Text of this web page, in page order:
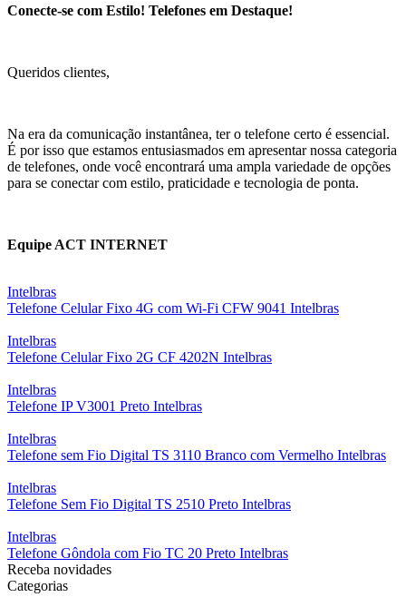
Conecte-se com Estilo! Telefones em Destaque!
Queridos clientes,
Na era da comunicação instantânea, ter o telefone certo é essencial.
É por isso que estamos entusiasmados em apresentar nossa categoria
de telefones, onde você encontrará uma ampla variedade de opções
para se conectar com estilo, praticidade e tecnologia de ponta.
Equipe ACT INTERNET
Intelbras
Telefone Celular Fixo 4G com Wi-Fi CFW 9041 Intelbras
Intelbras
Telefone Celular Fixo 2G CF 4202N Intelbras
Intelbras
Telefone IP V3001 Preto Intelbras
Intelbras
Telefone sem Fio Digital TS 3110 Branco com Vermelho Intelbras
Intelbras
Telefone Sem Fio Digital TS 2510 Preto Intelbras
Intelbras
Telefone Gôndola com Fio TC 20 Preto Intelbras
Receba novidades
Categorias